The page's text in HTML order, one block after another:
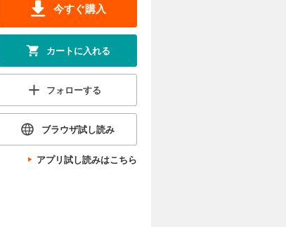
今すぐ購入
カートに入れる
フォローする
ブラウザ試し読み
アプリ試し読みはこちら